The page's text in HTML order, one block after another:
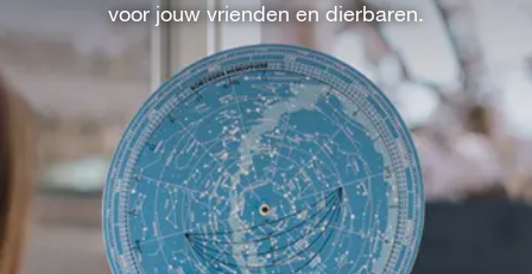
voor jouw vrienden en dierbaren.